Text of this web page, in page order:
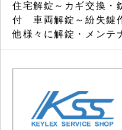
住宅解錠～カギ交換・
付 車両解錠～紛失鍵
他様々に解錠・メンテ